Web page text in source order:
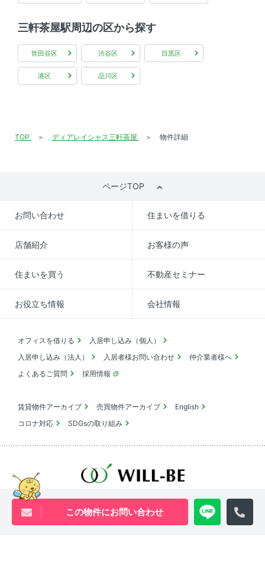
三軒茶屋駅周辺の区から探す
世田谷区 渋谷区 目黒区
港区 品川区
この物件にお問い合わせ
TOP ディアレイシャス三軒茶屋 物件詳細
ページTOP
お問い合わせ 住まいを借りる
店舗紹介 お客様の声
住まいを買う 不動産セミナー
お役立ち情報 会社情報
オフィスを借りる
入居申し込み（個人）
入居申し込み（法人）
入居者様お問い合わせ
仲介業者様へ
よくあるご質問
採用情報
賃貸物件アーカイブ 売買物件アーカイブ
English
コロナ対応
SDGsの取り組み
0120-840-834